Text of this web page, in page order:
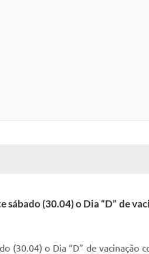
(30.04) o Dia “D” de
(30.04) o Dia “D” de vacinação